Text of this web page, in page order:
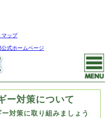
マップ
公式ホームページ
ー対策について
対策に取り組みましょう